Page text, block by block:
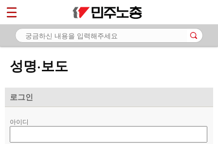
성명·보도
로그인
아이디
마이페이지
소개
- 공지사항
- 성명·보도